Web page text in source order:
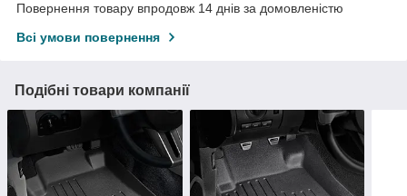
Повернення товару впродовж 14 днів за домовленістю
Всі умови повернення
Подібні товари компанії